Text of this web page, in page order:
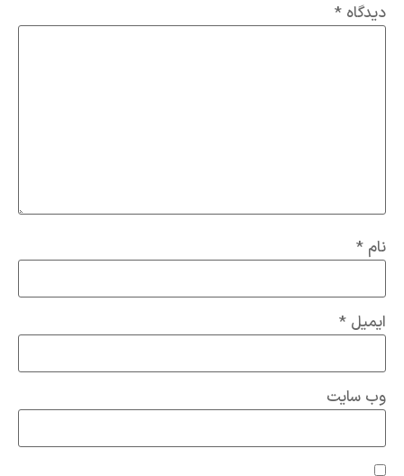
دیدگاه *
نام *
ایمیل *
وب‌ سایت